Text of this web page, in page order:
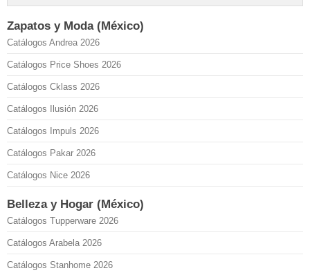
Zapatos y Moda (México)
Catálogos Andrea 2026
Catálogos Price Shoes 2026
Catálogos Cklass 2026
Catálogos Ilusión 2026
Catálogos Impuls 2026
Catálogos Pakar 2026
Catálogos Nice 2026
Belleza y Hogar (México)
Catálogos Tupperware 2026
Catálogos Arabela 2026
Catálogos Stanhome 2026